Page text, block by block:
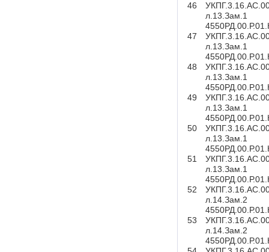
46
л.13.Зам.1
47
л.13.Зам.1
48
л.13.Зам.1
49
л.13.Зам.1
50
л.13.Зам.1
51
л.13.Зам.1
52
л.14.Зам.2
53
л.14.Зам.2